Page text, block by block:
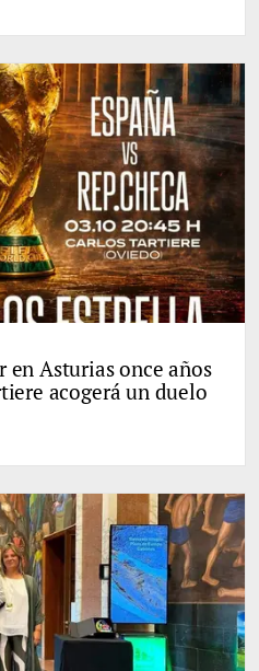
en Asturias once años
acogerá un duelo